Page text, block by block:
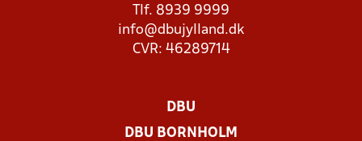
Tlf. 8939 9999
info@dbujylland.dk
CVR: 46289714
DBU
DBU BORNHOLM